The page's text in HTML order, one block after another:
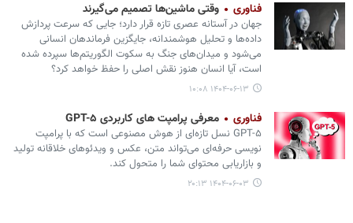
فناوری وقتی ماشین‌ها تصمیم می‌گیرند
جهان در آستانه عصری تازه قرار دارد؛ جایی که سرعت پردازش
داده‌ها و تحلیل هوشمندانه، جایگزین فرماندهان انسانی
می‌شود و میدان‌های جنگ به سکوت الگوریتم‌ها سپرده شده
است، آیا انسان هنوز نقش اصلی را حفظ خواهد کرد؟
۱۴۰۴-۰۶-۱۳ ۱۰:۰۸
فناوری معرفی پرامپت‌ های کاربردی GPT-۵
GPT-۵ نسل تازه‌ای از هوش مصنوعی است که با پرامپت‌
نویسی حرفه‌ای می‌تواند متن، عکس و ویدئوهای خلاقانه تولید
و بازاریابی محتوای شما را متحول کند.
۱۴۰۴-۰۶-۰۳ ۲۰:۱۳